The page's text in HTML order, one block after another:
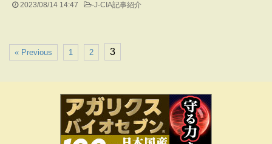
2023/08/14 14:47 -J-CIA記事紹介
« Previous 1 2 3